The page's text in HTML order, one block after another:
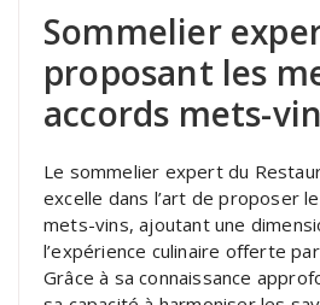
Sommelier
proposant les
accords mets-
Le sommelier expert du
excelle dans l’art de proposer
mets-vins, ajoutant une
l’expérience culinaire offerte
Grâce à sa connaissance